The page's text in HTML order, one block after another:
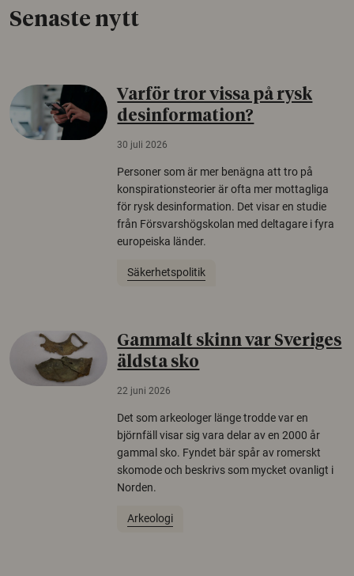
Senaste nytt
Varför tror vissa på rysk
desinformation?
30 juli 2026
Personer som är mer benägna att tro på
konspirationsteorier är ofta mer mottagliga
för rysk desinformation. Det visar en studie
från Försvarshögskolan med deltagare i fyra
europeiska länder.
Säkerhetspolitik
Gammalt skinn var Sveriges
äldsta sko
22 juni 2026
Det som arkeologer länge trodde var en
björnfäll visar sig vara delar av en 2000 år
gammal sko. Fyndet bär spår av romerskt
skomode och beskrivs som mycket ovanligt i
Norden.
Arkeologi